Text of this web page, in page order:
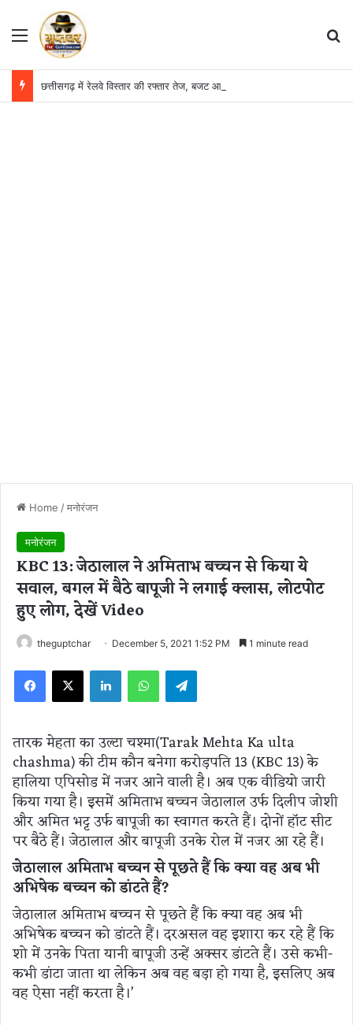
Menu
Home /मनोरंजन
मनोरंजन
KBC 13: जेठालाल ने अमिताभ बच्चन से किया ये
सवाल, बगल में बैठे बापूजी ने लगाई क्लास, लोटपोट
हुए लोग, देखें Video
theguptchar December 5, 2021 1:52 PM 1 minute read
तारक मेहता का उल्टा चश्मा(Tarak Mehta Ka ulta
chashma) की टीम कौन बनेगा करोड़पति 13 (KBC 13) के
हालिया एपिसोड में नजर आने वाली है। अब एक वीडियो जारी
किया गया है। इसमें अमिताभ बच्चन जेठालाल उर्फ ​​दिलीप जोशी
और अमित भट्ट उर्फ ​​बापूजी का स्वागत करते हैं। दोनों हॉट सीट
पर बैठे हैं। जेठालाल और बापूजी उनके रोल में नजर आ रहे हैं।
जेठालाल अमिताभ बच्चन से पूछते हैं कि क्या वह अब भी
अभिषेक बच्चन को डांटते हैं?
जेठालाल अमिताभ बच्चन से पूछते हैं कि क्या वह अब भी
अभिषेक बच्चन को डांटते हैं। दरअसल वह इशारा कर रहे हैं कि
शो में उनके पिता यानी बापूजी उन्हें अक्सर डांटते हैं। उसे कभी-
कभी डांटा जाता था लेकिन अब वह बड़ा हो गया है, इसलिए अब
वह ऐसा नहीं करता है।’